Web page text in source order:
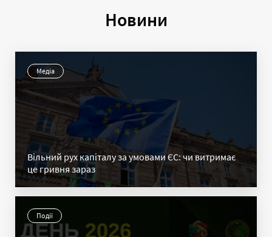
Новини
Медіа
Вільний рух капіталу за умовами ЄС: чи витримає
це гривня зараз
Події